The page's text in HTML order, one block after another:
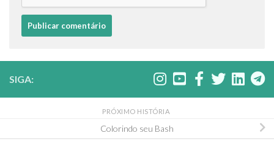
SIGA:
PRÓXIMO HISTÓRIA
Colorindo seu Bash